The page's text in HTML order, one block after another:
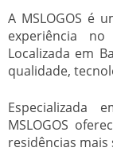
A MSLOGOS é
experiência
Localizada em
qualidade,
Especializada
MSLOGOS
residências